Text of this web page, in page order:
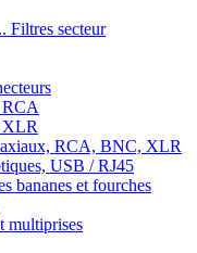
Filtres secteur
RCA
XLR
RCA, BNC, XLR
USB / RJ45
bananes et fourches
multiprises